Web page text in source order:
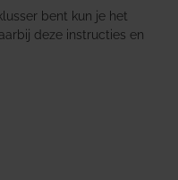
bent kun je het
deze instructies en